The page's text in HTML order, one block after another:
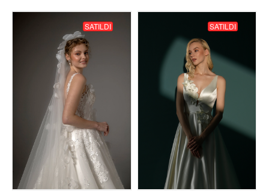
SATILDI SATILDI